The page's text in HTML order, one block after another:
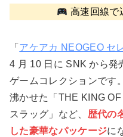
高速回線で
「 アケアカ NEOGEO セ
4 月 10 日に SNK から発
ゲームコレクションです
沸かせた「THE KING
スラッグ」など、 歴代の
した豪華なパッケージに